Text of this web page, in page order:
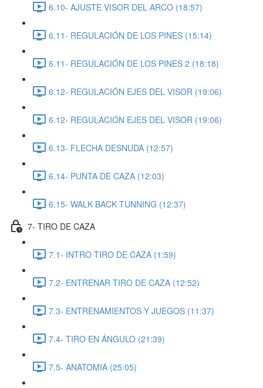
6.10- AJUSTE VISOR DEL ARCO (18:57)
6.11- REGULACIÓN DE LOS PINES (15:14)
6.11- REGULACIÓN DE LOS PINES 2 (18:18)
6.12- REGULACIÓN EJES DEL VISOR (19:06)
6.12- REGULACIÓN EJES DEL VISOR (19:06)
6.13- FLECHA DESNUDA (12:57)
6.14- PUNTA DE CAZA (12:03)
6.15- WALK BACK TUNNING (12:37)
7- TIRO DE CAZA
7.1- INTRO TIRO DE CAZA (1:59)
7.2- ENTRENAR TIRO DE CAZA (12:52)
7.3- ENTRENAMIENTOS Y JUEGOS (11:37)
7.4- TIRO EN ÁNGULO (21:39)
7.5- ANATOMIA (25:05)